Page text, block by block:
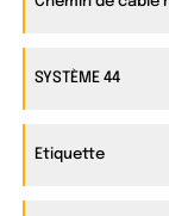
SYSTÈME 44
Etiquette